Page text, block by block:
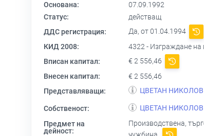
Основана:
07.09.1992
Статус:
действащ
ДДС регистрация:
Да, от 01.04.1994
КИД 2008:
4322 - Изграждане на
Вписан капитал:
€ 2 556,46
Внесен капитал:
€ 2 556,46
Представляващи:
ЦВЕТАН
Собственост: ЦВЕТАН
Предмет на
дейност:
Производствена,